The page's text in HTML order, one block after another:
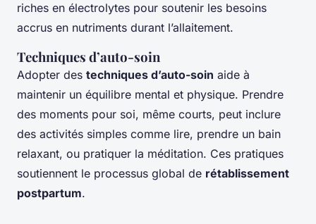
riches en électrolytes pour soutenir les besoins
accrus en nutriments durant l’allaitement.
Techniques d’auto-soin
Adopter des techniques d’auto-soin aide à
maintenir un équilibre mental et physique. Prendre
des moments pour soi, même courts, peut inclure
des activités simples comme lire, prendre un bain
relaxant, ou pratiquer la méditation. Ces pratiques
soutiennent le processus global de rétablissement
postpartum.